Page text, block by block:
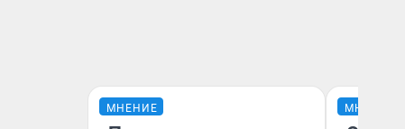
МНЕНИЕ МНЕНИЕ